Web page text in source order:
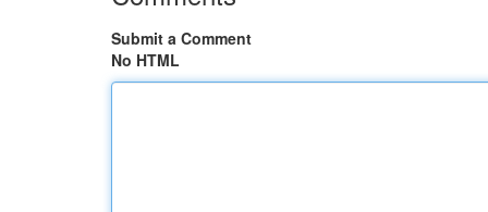
Submit a Comment
No HTML